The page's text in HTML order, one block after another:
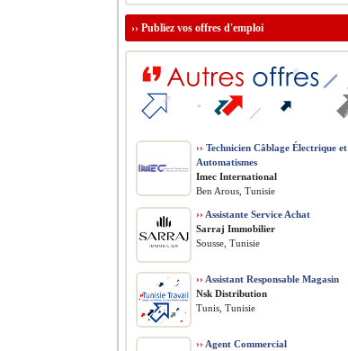
›› Publiez vos offres d'emploi
›› Technicien Câblage Électrique et
Automatismes
Imec International
Ben Arous, Tunisie
›› Assistante Service Achat
Sarraj Immobilier
Sousse, Tunisie
›› Assistant Responsable Magasin
Nsk Distribution
Tunis, Tunisie
›› Agent Commercial